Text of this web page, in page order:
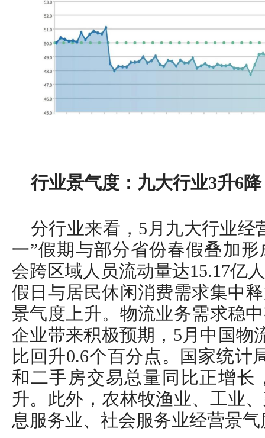
行业景气度：九大行业3升6降
分行业来看，5月九大行业经
一”假期与部分省份春假叠加
会跨区域人员流动量达15.17亿
假日与居民休闲消费需求集中
景气度上升。物流业务需求稳
企业带来积极预期，5月中国物
比回升0.6个百分点。国家统计
和二手房交易总量同比正增长
升。此外，农林牧渔业、工业
息服务业、社会服务业经营景